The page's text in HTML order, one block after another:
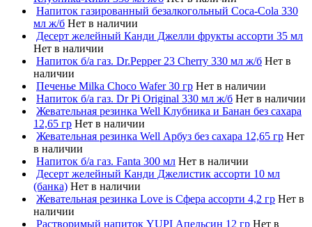
Напиток газированный безалкогольный Coca-Cola 330
мл ж/б Нет в наличии
Десерт желейный Канди Джелли фрукты ассорти 35 мл
Нет в наличии
Напиток б/а газ. Dr.Pepper 23 Cherry 330 мл ж/б Нет в
наличии
Печенье Milka Choco Wafer 30 гр Нет в наличии
Напиток б/а газ. Dr Pi Original 330 мл ж/б Нет в наличии
Жевательная резинка Well Клубника и Банан без сахара
12,65 гр Нет в наличии
Жевательная резинка Well Арбуз без сахара 12,65 гр Нет
в наличии
Напиток б/а газ. Fanta 300 мл Нет в наличии
Десерт желейный Канди Джелистик ассорти 10 мл
(банка) Нет в наличии
Жевательная резинка Love is Сфера ассорти 4,2 гр Нет в
наличии
Растворимый напиток YUPI Апельсин 12 гр Нет в